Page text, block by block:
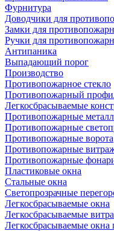
Фурнитура
Доводчики для
Замки для
Ручки для
Антипаника
Выпадающий порог
Производство
Противопожарное стекло
Противопожарный
Легкосбрасываемые
Противопожарные
Противопожарные
Противопожарные ворота
Противопожарные
Противопожарные
Пластиковые окна
Стальные окна
Светопрозрачные
Легкосбрасываемые окна
Легкосбрасываемые
Легкосбрасываемые